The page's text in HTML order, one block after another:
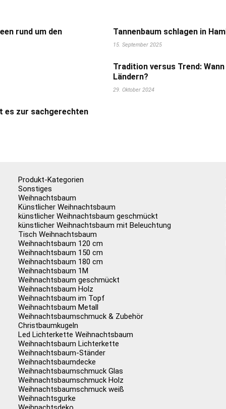
rund um den Tannenbaum schlagen in
15. September 2025
Tradition versus Trend:
Ländern?
29. Oktober 2024
es zur sachgerechten
Produkt-Kategorien
Sonstiges
Weihnachtsbaum
Künstlicher Weihnachtsbaum
künstlicher Weihnachtsbaum geschmückt
künstlicher Weihnachtsbaum mit Beleuchtung
Tisch Weihnachtsbaum
Weihnachtsbaum 120 cm
Weihnachtsbaum 150 cm
Weihnachtsbaum 180 cm
Weihnachtsbaum 1M
Weihnachtsbaum geschmückt
Weihnachtsbaum Holz
Weihnachtsbaum im Topf
Weihnachtsbaum Metall
Weihnachtsbaumschmuck & Zubehör
Christbaumkugeln
Led Lichterkette Weihnachtsbaum
Weihnachtsbaum Lichterkette
Weihnachtsbaum-Ständer
Weihnachtsbaumdecke
Weihnachtsbaumschmuck Glas
Weihnachtsbaumschmuck Holz
Weihnachtsbaumschmuck weiß
Weihnachtsgurke